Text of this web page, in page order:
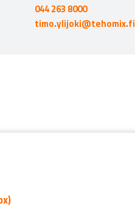
044 263 8000
timo.ylijoki@tehomix.fi